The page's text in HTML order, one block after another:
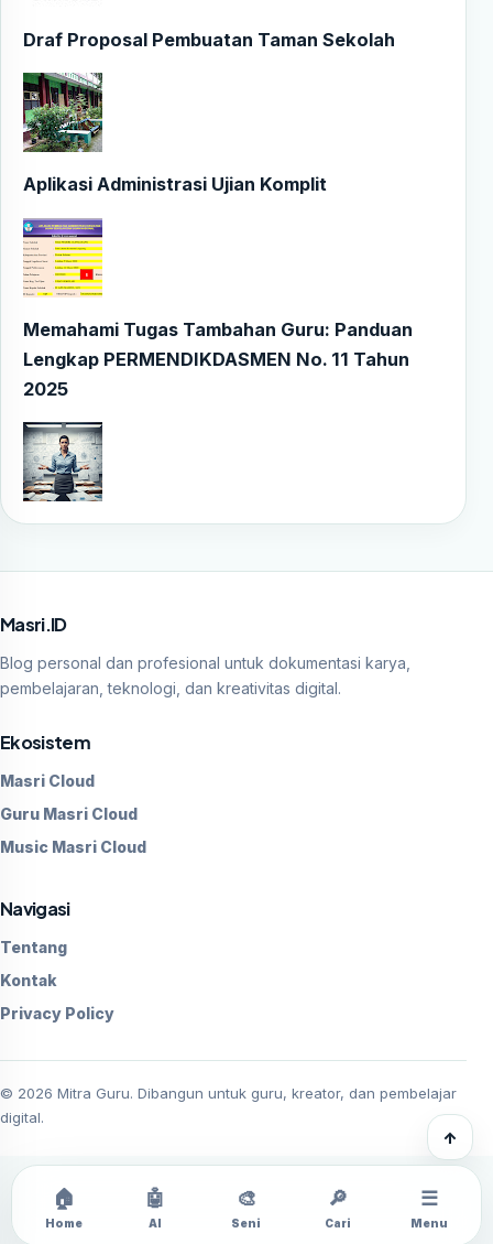
Draf Proposal Pembuatan Taman Sekolah
Aplikasi Administrasi Ujian Komplit
Memahami Tugas Tambahan Guru: Panduan
Lengkap PERMENDIKDASMEN No. 11 Tahun
2025
Masri.ID
Blog personal dan profesional untuk dokumentasi karya,
pembelajaran, teknologi, dan kreativitas digital.
Ekosistem
Masri Cloud
Guru Masri Cloud
Music Masri Cloud
Navigasi
Tentang
Kontak
Privacy Policy
© 2026 Mitra Guru. Dibangun untuk guru, kreator, dan pembelajar
digital.
🏠
Home
🤖
AI
🎨
Seni
🔎
Cari
☰
Menu
↑